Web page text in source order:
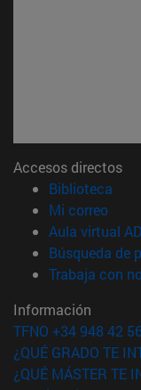
Accesos directos
Biblioteca
Mi correo
Aula virtual
Búsqueda de
Trabaja con
Información
TFNO +34 948 42
¿QUÉ GRADO TE
¿QUÉ MÁSTER TE